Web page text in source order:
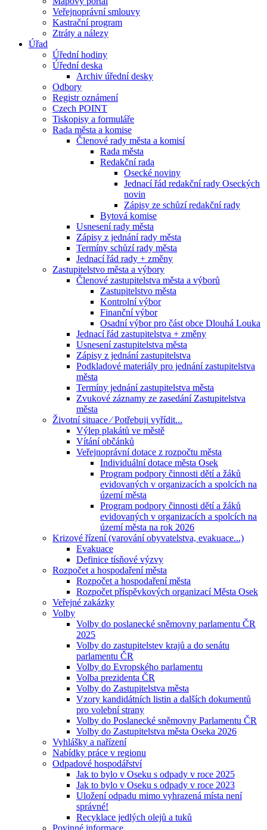
Veřejnoprávní smlouvy
Kastrační program
Ztráty a nálezy
Úřad
Úřední hodiny
Úřední deska
Archiv úřední desky
Odbory
Registr oznámení
Czech POINT
Tiskopisy a formuláře
Rada města a komise
Členové rady města a komisí
Rada města
Redakční rada
Osecké noviny
Jednací řád redakční rady Oseckých
novin
Zápisy ze schůzí redakční rady
Bytová komise
Usnesení rady města
Zápisy z jednání rady města
Termíny schůzí rady města
Jednací řád rady + změny
Zastupitelstvo města a výbory
Členové zastupitelstva města a výborů
Zastupitelstvo města
Kontrolní výbor
Finanční výbor
Osadní výbor pro část obce Dlouhá Louka
Jednací řád zastupitelstva + změny
Usnesení zastupitelstva města
Zápisy z jednání zastupitelstva
Podkladové materiály pro jednání zastupitelstva
města
Termíny jednání zastupitelstva města
Zvukové záznamy ze zasedání Zastupitelstva
města
Životní situace ⁄ Potřebuji vyřídit...
Výlep plakátů ve městě
Vítání občánků
Veřejnoprávní dotace z rozpočtu města
Individuální dotace města Osek
Program podpory činnosti dětí a žáků
evidovaných v organizacích a spolcích na
území města
Program podpory činnosti dětí a žáků
evidovaných v organizacích a spolcích na
území města na rok 2026
Krizové řízení (varování obyvatelstva, evakuace...)
Evakuace
Definice tísňové výzvy
Rozpočet a hospodaření města
Rozpočet a hospodaření města
Rozpočet příspěvkových organizací Města Osek
Veřejné zakázky
Volby
Volby do poslanecké sněmovny parlamentu ČR
2025
Volby do zastupitelstev krajů a do senátu
parlamentu ČR
Volby do Evropského parlamentu
Volba prezidenta ČR
Volby do Zastupitelstva města
Vzory kandidátních listin a dalších dokumentů
pro volební strany
Volby do Poslanecké sněmovny Parlamentu ČR
Volby do Zastupitelstva města Oseka 2026
Vyhlášky a nařízení
Nabídky práce v regionu
Odpadové hospodářství
Jak to bylo v Oseku s odpady v roce 2025
Jak to bylo v Oseku s odpady v roce 2023
Uložení odpadu mimo vyhrazená místa není
správné!
Recyklace jedlých olejů a tuků
Povinné informace